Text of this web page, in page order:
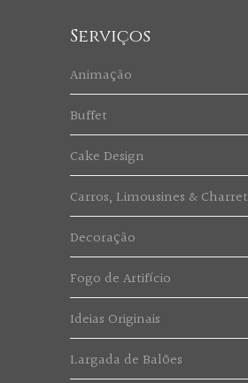
Serviços
Animação
Buffet
Cake Design
Carros, Limousines & Charret
Decoração
Fogo de Artifício
Ideias Originais
Largada de Balões